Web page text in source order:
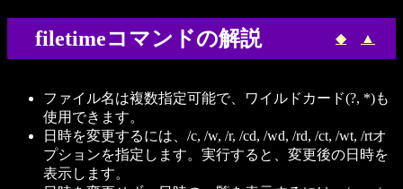
filetimeコマンドの解説 ◆ ▲
ファイル名は複数指定可能で、ワイルドカード(?, *)も
使用できます。
日時を変更するには、/c, /w, /r, /cd, /wd, /rd, /ct, /wt, /rtオ
プションを指定します。実行すると、変更後の日時を
表示します。